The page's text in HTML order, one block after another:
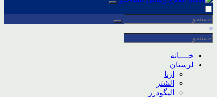
×
خــــانه
لرستان
ازنا
الشتر
الیگودرز